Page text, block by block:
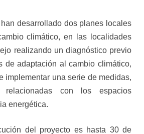
desarrollado dos planes locales
climático, en las localidades
realizando un diagnóstico previo
de adaptación al cambio climático,
implementar una serie de medidas,
relacionadas con los espacios
energética.
del proyecto es hasta 30 de